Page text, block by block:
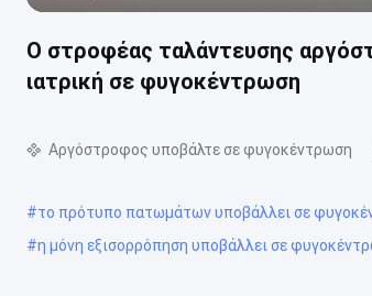
Ο στροφέας ταλάντευσης
ιατρική σε φυγοκέντρωση
Αργόστροφος υποβάλτε σε φυγοκέντρωση
#το πρότυπο πατωμάτων υποβάλλει σε
#η μόνη εξισορρόπηση υποβάλλει σε